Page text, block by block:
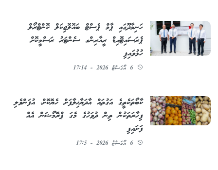
ހަނިމާދޫގައި ޕާމް ޕެސްޓް ބައޮލޮޖިކަލް ކޮންޓްރޯލް
ޕެރަސައިޓޮއިޑް ރީއާރިންގ ސެންޓަރު ރަސްމީކޮށް
ހުޅުވައިފި
6 އޯގަސްޓު 2026 - 17:14
ކާބޯތަކެތީގެ އަގުތައް އާދަޔާޚިލާފަށް ހެޔޮކޮށް، އުފަންވެލި
ފިހާރަތަކުން ތިން ދުވަހުގެ މެގަ ޕްރޮމޯޝަން އެއް
ފަށައިފި
6 އޯގަސްޓު 2026 - 17:5